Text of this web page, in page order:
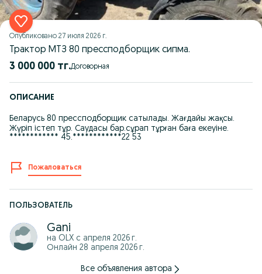
Опубликовано 27 июля 2026 г.
Трактор МТЗ 80 прессподборщик сипма.
3 000 000 тг. Договорная
ОПИСАНИЕ
Беларусь 80 прессподборщик сатылады. Жағдайы жақсы.
Жүріп істеп тұр. Саудасы бар.сұрап тұрған баға екеуіне.
************ 45.************22 53
Пожаловаться
ПОЛЬЗОВАТЕЛЬ
Gani
на OLX с апреля 2026 г.
Онлайн 28 апреля 2026 г.
Все объявления автора